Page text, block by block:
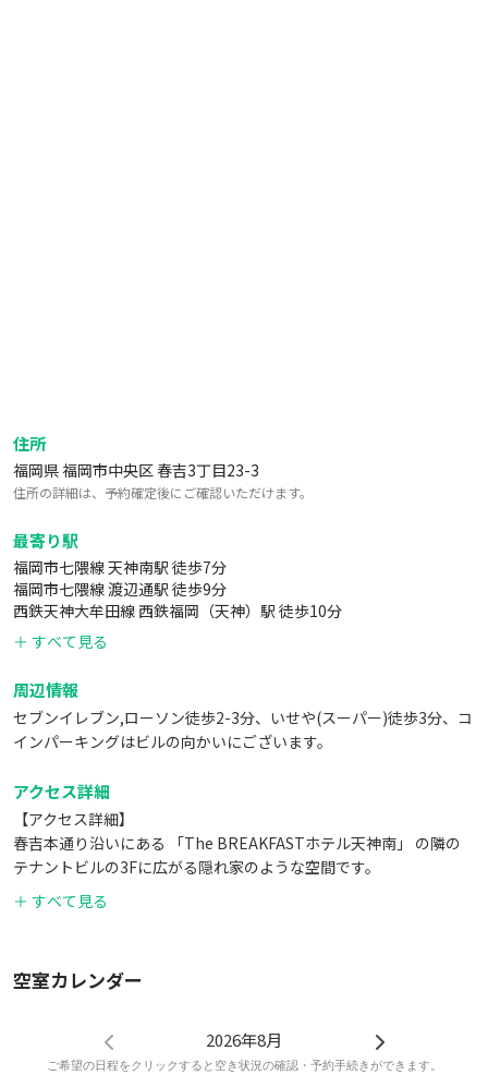
住所
福岡県 福岡市中央区 春吉3丁目23-3
住所の詳細は、予約確定後にご確認いただけます。
最寄り駅
福岡市七隈線 天神南駅 徒歩7分
福岡市七隈線 渡辺通駅 徒歩9分
西鉄天神大牟田線 西鉄福岡（天神）駅 徒歩10分
＋ すべて見る
周辺情報
セブンイレブン,ローソン徒歩2-3分、いせや(スーパー)徒歩3分、コ
インパーキングはビルの向かいにございます。
アクセス詳細
【アクセス詳細】
春吉本通り沿いにある 「The BREAKFASTホテル天神南」 の隣の
テナントビルの3Fに広がる隠れ家のような空間です。
階段で3Fまでお越しください。
＋ すべて見る
空室カレンダー
2026年8月
ご希望の日程をクリックすると空き状況の確認・予約手続きができます。